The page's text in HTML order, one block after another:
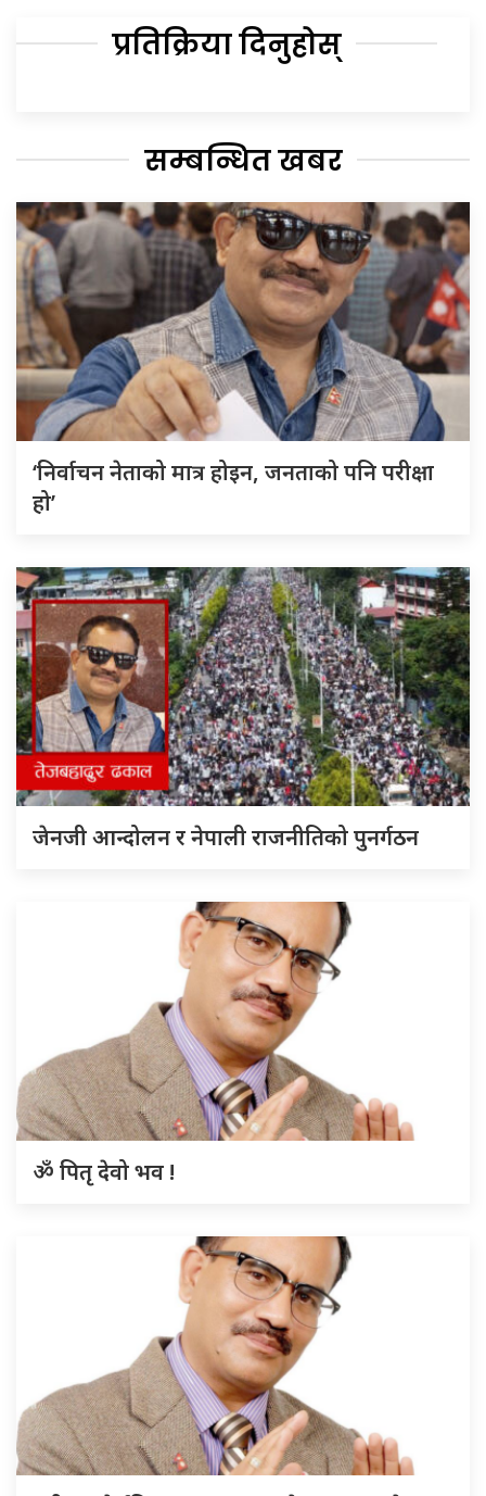
प्रतिक्रिया दिनुहोस्
सम्बन्धित खबर
‘निर्वाचन नेताको मात्र होइन, जनताको पनि परीक्षा
हो’
जेनजी आन्दोलन र नेपाली राजनीतिको पुनर्गठन
ॐ पितृ देवो भव !